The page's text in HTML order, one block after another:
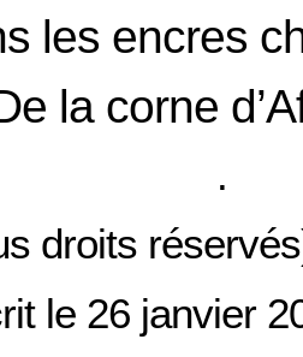
les encres
la corne
.
droits
le 26 janvier